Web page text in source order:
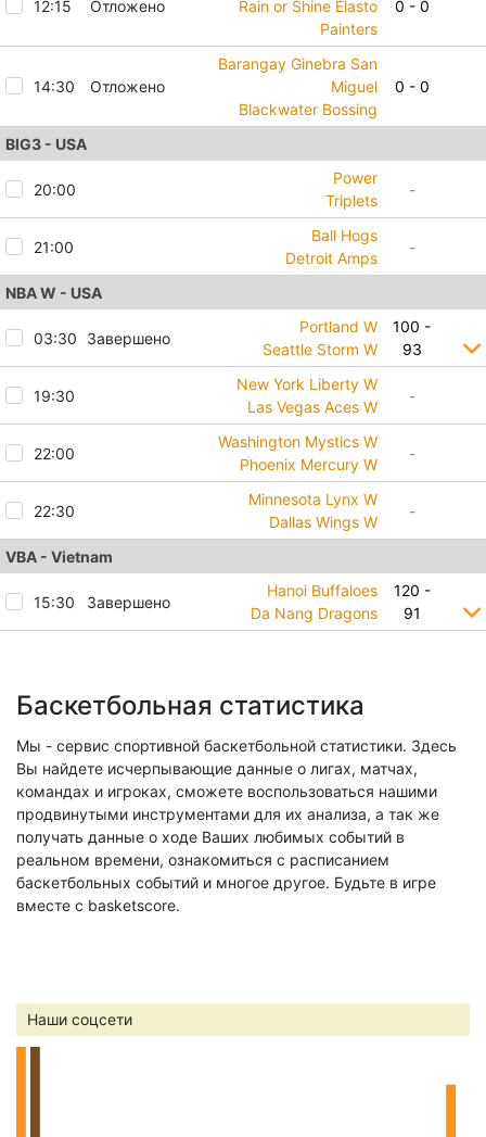
12:15 Отложено
Rain or Shine Elasto
Painters
0 - 0
14:30 Отложено
Barangay Ginebra San
Miguel
Blackwater Bossing
0 - 0
BIG3 - USA
20:00
Power
Triplets
-
21:00
Ball Hogs
Detroit Amps
-
NBA W - USA
03:30 Завершено
Portland W
Seattle Storm W
100 -
93
19:30
New York Liberty W
Las Vegas Aces W
-
22:00
Washington Mystics W
Phoenix Mercury W
-
22:30
Minnesota Lynx W
Dallas Wings W
-
VBA - Vietnam
15:30 Завершено
Hanoi Buffaloes
Da Nang Dragons
120 -
91
Баскетбольная статистика
Мы - сервис спортивной баскетбольной статистики. Здесь
Вы найдете исчерпывающие данные о лигах, матчах,
командах и игроках, сможете воспользоваться нашими
продвинутыми инструментами для их анализа, а так же
получать данные о ходе Ваших любимых событий в
реальном времени, ознакомиться с расписанием
баскетбольных событий и многое другое. Будьте в игре
вместе с basketscore.
Наши соцсети